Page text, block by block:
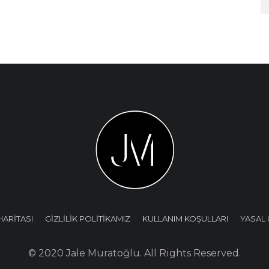
GİZLİLİK POLİTİKAMIZ KULLANIM KOŞULLARI YASAL
© 2020 Jale Muratoğlu. All Rights Reserved.